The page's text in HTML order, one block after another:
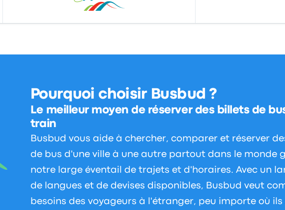
Pourquoi choisir Busbud ?
Le meilleur moyen de réserver des billets de
train
Busbud vous aide à chercher, comparer et réserver
de bus d'une ville à une autre partout dans le monde
notre large éventail de trajets et d'horaires. Avec un
de langues et de devises disponibles, Busbud veut
besoins des voyageurs à l'étranger, peu importe où ils